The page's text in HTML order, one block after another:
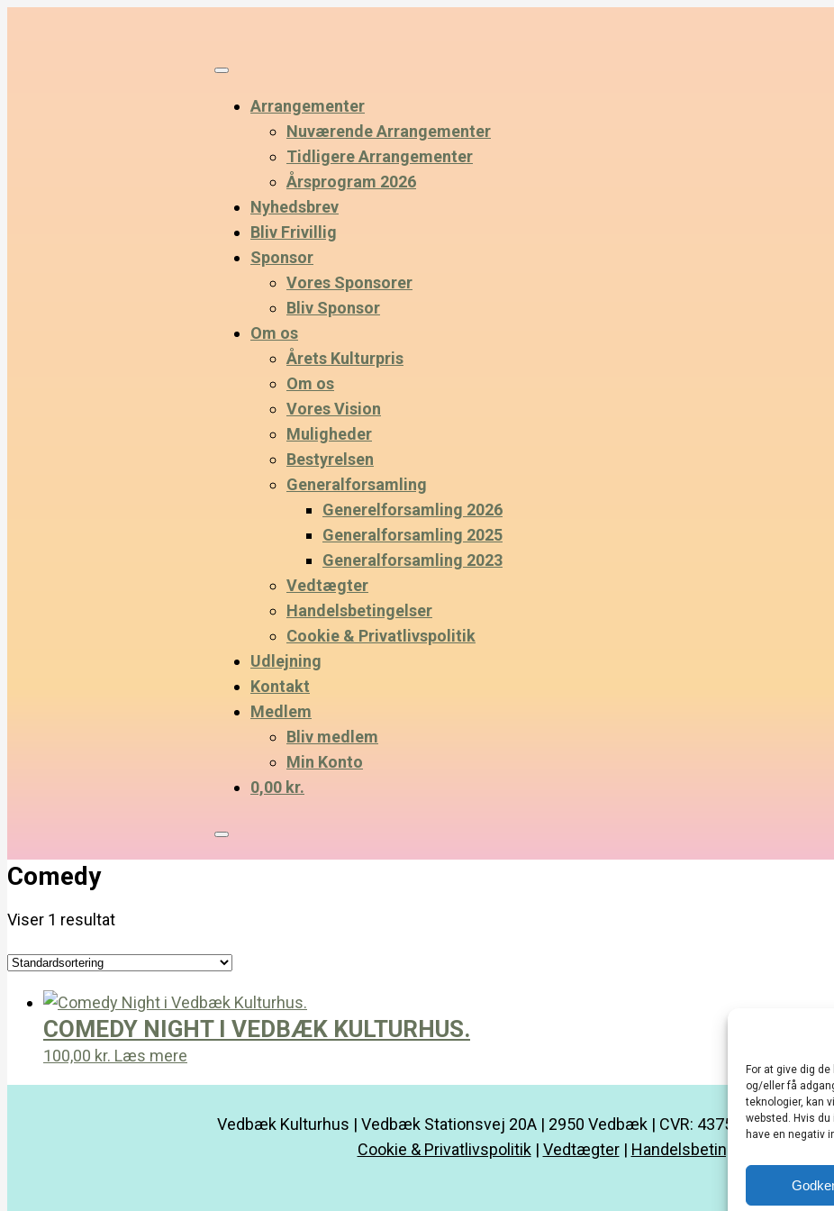
For at give dig
og/eller få
teknologier, kan
websted. Hvis
have en negativ
Arrangementer
Nuværende Arrangementer
Tidligere Arrangementer
Årsprogram 2026
Nyhedsbrev
Bliv Frivillig
Sponsor
Vores Sponsorer
Bliv Sponsor
Om os
Årets Kulturpris
Om os
Vores Vision
Muligheder
Bestyrelsen
Generalforsamling
Generelforsamling 2026
Generalforsamling 2025
Generalforsamling 2023
Vedtægter
Handelsbetingelser
Cookie & Privatlivspolitik
Udlejning
Kontakt
Medlem
Bliv medlem
Min Konto
0,00 kr.
Comedy
Viser 1 resultat
COMEDY NIGHT I VEDBÆK KULTURHUS.
100,00 kr. Læs mere
Vedbæk Kulturhus | Vedbæk Stationsvej 20A | 2950 Vedbæk | CVR: 43752685 |
Cookie & Privatlivspolitik| Vedtægter| Handelsbetingelser